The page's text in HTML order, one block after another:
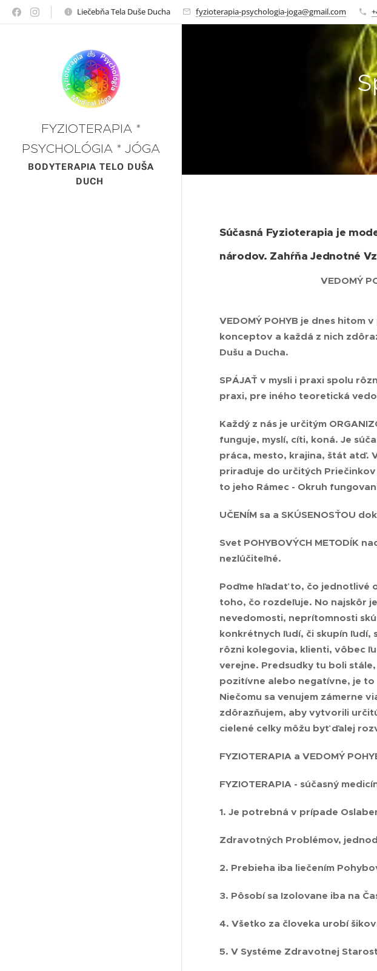
Liečebňa Tela Duše Ducha fyzioterapia-psychologia-joga@gmail.com
FYZIOTERAPIA *
PSYCHOLÓGIA * JÓGA
*
BODYTERAPIA TELO DUŠA
DUCH
Súčasná Fyzioterapia je
národov. Zahŕňa Jednotné
VEDOMÝ
VEDOMÝ POHYB je dnes
konceptov a každá z nich
Dušu a Ducha.
SPÁJAŤ v mysli i praxi spolu
praxi, pre iného teoretická
Každý z nás je určitým
funguje, myslí, cíti, koná. Je
práca, mesto, krajina, štát atď.
priraďuje do určitých
to jeho Rámec - Okruh
UČENÍM sa a SKÚSENOSŤOU
Svet POHYBOVÝCH METODÍK
nezlúčiteľné.
Poďme hľadať to, čo jednotlivé
toho, čo rozdeľuje. No najskôr
nevedomosti, neprítomnosti
konkrétnych ľudí, či skupín ľudí,
rôzni kolegovia, klienti, vôbec
verejne. Predsudky tu boli
pozitívne alebo negatívne, je to
Niečomu sa venujem zámerne
zdôrazňujem, aby vytvorili
cielené celky môžu byť ďalej
FYZIOTERAPIA a VEDOMÝ
FYZIOTERAPIA - súčasný
1. Je potrebná v prípade
Zdravotných Problémov,
2. Prebieha iba liečením
3. Pôsobí sa Izolovane iba na
4. Všetko za človeka urobí
5. V Systéme Zdravotnej